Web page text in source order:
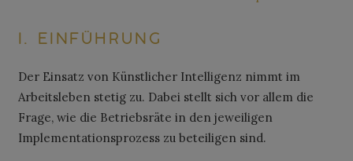
I. EINFÜHRUNG
Der Einsatz von Künstlicher Intelligenz nimmt im
Arbeitsleben stetig zu. Dabei stellt sich vor allem die
Frage, wie die Betriebsräte in den jeweiligen
Implementationsprozess zu beteiligen sind.